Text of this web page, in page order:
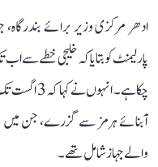
ادھر مرکزی وزیر برائے بندرگاہ،
والے جہاز شامل تھے۔